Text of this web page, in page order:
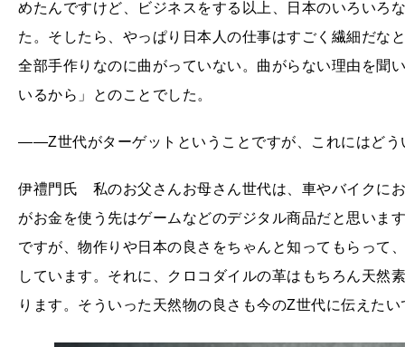
めたんですけど、ビジネスをする以上、日本のいろいろ
た。そしたら、やっぱり日本人の仕事はすごく繊細だな
全部手作りなのに曲がっていない。曲がらない理由を聞
いるから」とのことでした。
――Z世代がターゲットということですが、これにはどう
伊禮門氏 私のお父さんお母さん世代は、車やバイクに
がお金を使う先はゲームなどのデジタル商品だと思いま
ですが、物作りや日本の良さをちゃんと知ってもらって
しています。それに、クロコダイルの革はもちろん天然
ります。そういった天然物の良さも今のZ世代に伝えたい